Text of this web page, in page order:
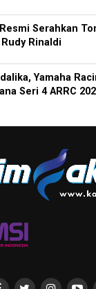
Serahkan
Rinaldi
Yamaha
Seri 4 ARRC